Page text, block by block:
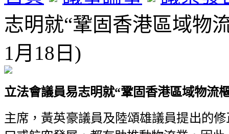
志明就“鞏固香港區域物
1月18日)
立法會議員易志明就“鞏固香港區域物流
主席，黃英豪議員及陸頌雄議員提出的